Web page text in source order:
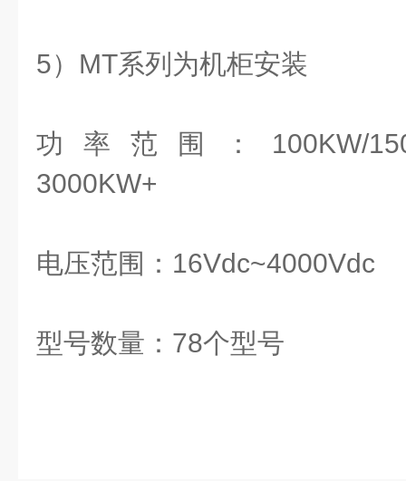
5）MT系列为机柜安装
功率范围：100KW/
3000KW+
电压范围：16Vdc~4000Vdc
型号数量：78个型号